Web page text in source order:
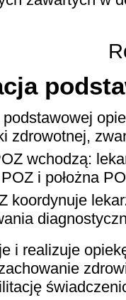
zdrowotnej,
wchodzą:
i położna
koordynuje
i realizuje